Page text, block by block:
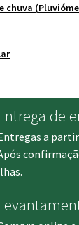
chuva
de
a partir